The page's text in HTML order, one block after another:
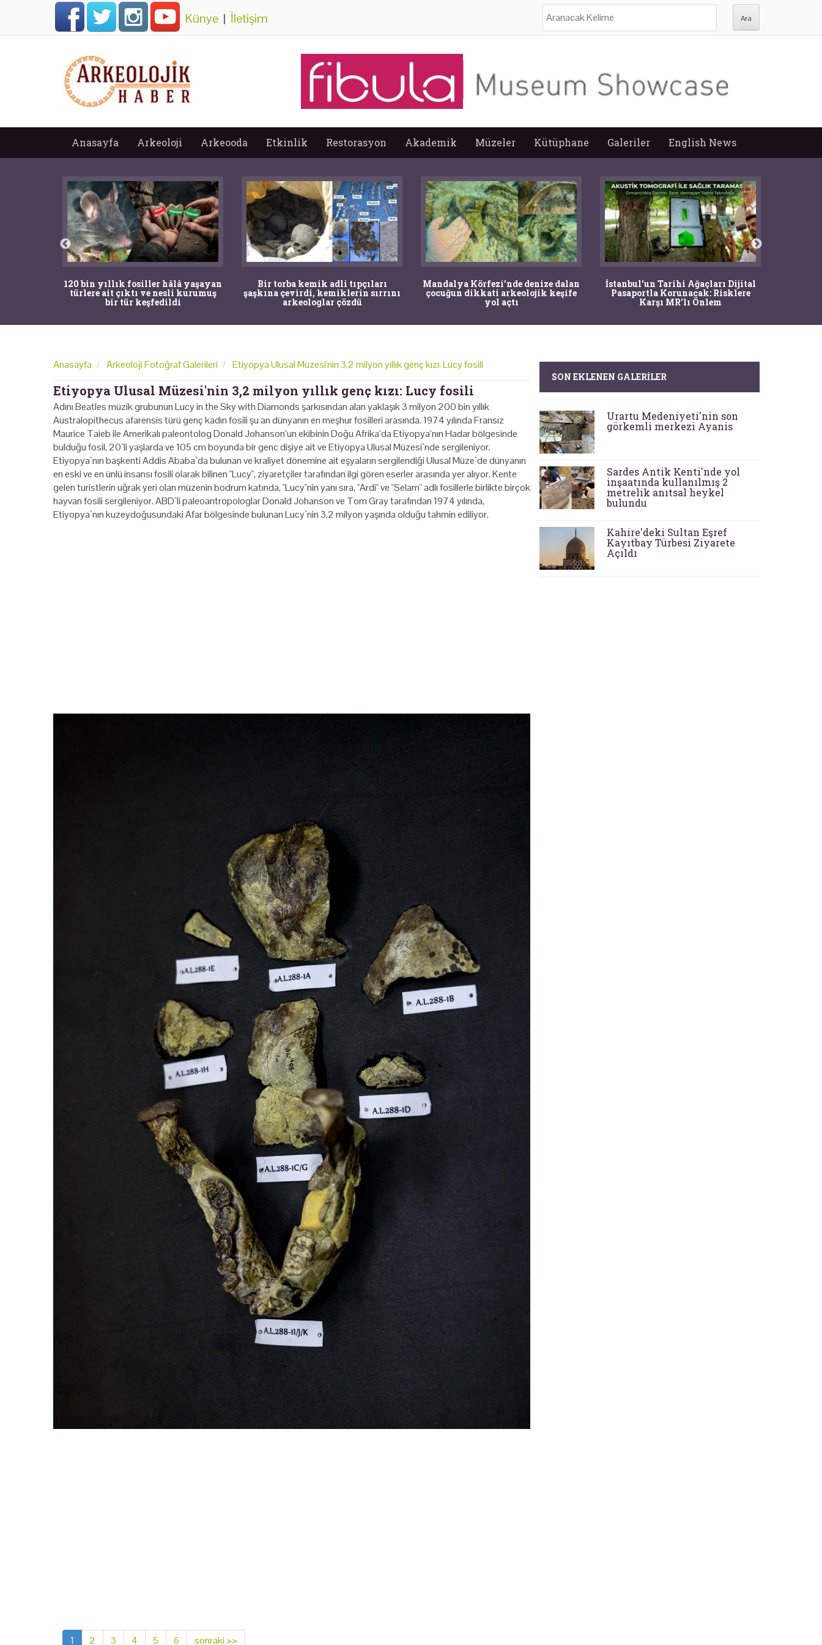
Künye | İletişim
Anasayfa Arkeoloji Arkeooda Etkinlik Restorasyon Akademik Müzeler Kütüphane Galeriler English News
120 bin yıllık fosiller hâlâ yaşayan
türlere ait çıktı ve nesli kurumuş
bir tür keşfedildi
Bir torba kemik adli tıpçıları
şaşkına çevirdi, kemiklerin sırrını
arkeologlar çözdü
Mandalya Körfezi’nde denize dalan
çocuğun dikkati arkeolojik keşife
yol açtı
İstanbul'un Tarihi Ağaçları Dijital
Pasaportla Korunacak: Risklere
Karşı MR'lı Önlem
Anasayfa Arkeoloji Fotoğraf Galerileri Etiyopya Ulusal Müzesi'nin 3,2 milyon yıllık genç kızı: Lucy fosili
Etiyopya Ulusal Müzesi'nin 3,2 milyon yıllık genç kızı: Lucy fosili
Adını Beatles müzik grubunun Lucy in the Sky with Diamonds şarkısından alan yaklaşık 3 milyon 200 bin yıllık
Australopithecus afarensis türü genç kadın fosili şu an dünyanın en meşhur fosilleri arasında. 1974 yılında Fransız
Maurice Taieb ile Amerikalı paleontolog Donald Johanson’un ekibinin Doğu Afrika’da Etiyopya’nın Hadar bölgesinde
bulduğu fosil, 20`li yaşlarda ve 105 cm boyunda bir genc dişiye ait ve Etiyopya Ulusal Müzesi`nde sergileniyor.
Etiyopya`nın başkenti Addis Ababa`da bulunan ve kraliyet dönemine ait eşyaların sergilendiği Ulusal Müze`de dünyanın
en eski ve en ünlü insansı fosili olarak bilinen "Lucy", ziyaretçiler tarafından ilgi gören eserler arasında yer alıyor. Kente
gelen turistlerin uğrak yeri olan müzenin bodrum katında, "Lucy"nin yanı sıra, "Ardi" ve "Selam" adlı fosillerle birlikte birçok
hayvan fosili sergileniyor. ABD`li paleoantropologlar Donald Johanson ve Tom Gray tarafından 1974 yılında,
Etiyopya`nın kuzeydoğusundaki Afar bölgesinde bulunan Lucy`nin 3,2 milyon yaşında olduğu tahmin ediliyor.
1 2 3 4 5 6 sonraki >>
SON EKLENEN GALERILER
Urartu Medeniyeti'nin son
görkemli merkezi Ayanis
Sardes Antik Kenti'nde yol
inşaatında kullanılmış 2
metrelik anıtsal heykel
bulundu
Kahire'deki Sultan Eşref
Kayıtbay Türbesi Ziyarete
Açıldı